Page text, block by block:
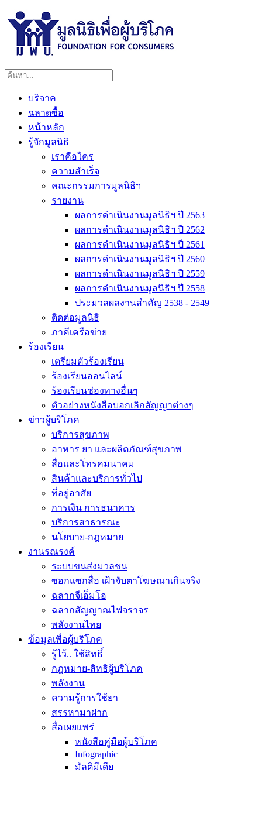
บริจาค
ฉลาดซื้อ
หน้าหลัก
รู้จักมูลนิธิ
เราคือใคร
ความสำเร็จ
คณะกรรมการมูลนิธิฯ
รายงาน
ผลการดำเนินงานมูลนิธิฯ ปี 2563
ผลการดำเนินงานมูลนิธิฯ ปี 2562
ผลการดำเนินงานมูลนิธิฯ ปี 2561
ผลการดำเนินงานมูลนิธิฯ ปี 2560
ผลการดำเนินงานมูลนิธิฯ ปี 2559
ผลการดำเนินงานมูลนิธิฯ ปี 2558
ประมวลผลงานสำคัญ 2538 - 2549
ติดต่อมูลนิธิ
ภาคีเครือข่าย
ร้องเรียน
เตรียมตัวร้องเรียน
ร้องเรียนออนไลน์
ร้องเรียนช่องทางอื่นๆ
ตัวอย่างหนังสือบอกเลิกสัญญาต่างๆ
ข่าวผู้บริโภค
บริการสุขภาพ
อาหาร ยา และผลิตภัณฑ์สุขภาพ
สื่อและโทรคมนาคม
สินค้าและบริการทั่วไป
ที่อยู่อาศัย
การเงิน การธนาคาร
บริการสาธารณะ
นโยบาย-กฎหมาย
งานรณรงค์
ระบบขนส่งมวลชน
ซอกแซกสื่อ เฝ้าจับตาโฆษณาเกินจริง
ฉลากจีเอ็มโอ
ฉลากสัญญาณไฟจราจร
พลังงานไทย
ข้อมูลเพื่อผู้บริโภค
รู้ไว้.. ใช้สิทธิ์
กฎหมาย-สิทธิผู้บริโภค
พลังงาน
ความรู้การใช้ยา
สรรหามาฝาก
สื่อเผยแพร่
หนังสือคู่มือผู้บริโภค
Infographic
มัลติมีเดีย